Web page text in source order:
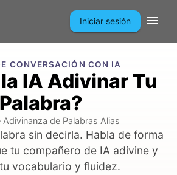
Iniciar sesión
CONVERSACIÓN CON IA
IA Adivinar Tu
Palabra?
de Palabras Alias
sin decirla. Habla de forma
tu compañero de IA adivine y
vocabulario y fluidez.